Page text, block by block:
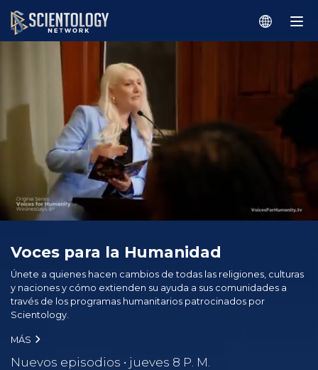
Voces para la Humanidad
Únete a quienes hacen cambios de todas las religiones, culturas
y naciones y cómo extienden su ayuda a sus comunidades a
través de los programas humanitarios patrocinados por
Scientology.
MÁS
Nuevos episodios • jueves 8 P. M.